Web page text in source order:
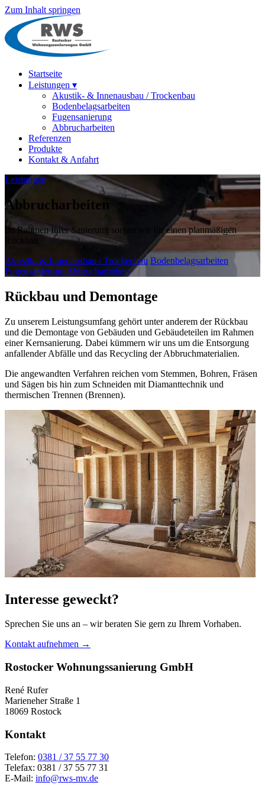
Zum Inhalt springen
Startseite
Leistungen ▾
Akustik- & Innenausbau / Trockenbau
Bodenbelagsarbeiten
Fugensanierung
Abbrucharbeiten
Referenzen
Produkte
Kontakt & Anfahrt
Leistungen
Abbrucharbeiten
Im Rahmen Ihrer Sanierung sorgen wir für einen planmäßigen
Akustik- & Innenausbau / Trockenbau Bodenbelagsarbeiten
Fugensanierung Abbrucharbeiten
Rückbau und Demontage
Zu unserem Leistungsumfang gehört unter anderem der Rückbau
und die Demontage von Gebäuden und Gebäudeteilen im Rahmen
einer Kernsanierung. Dabei kümmern wir uns um die Entsorgung
anfallender Abfälle und das Recycling der Abbruchmaterialien.
Die angewandten Verfahren reichen vom Stemmen, Bohren, Fräsen
und Sägen bis hin zum Schneiden mit Diamanttechnik und
thermischen Trennen (Brennen).
Interesse geweckt?
Sprechen Sie uns an – wir beraten Sie gern zu Ihrem Vorhaben.
Kontakt aufnehmen →
Rostocker Wohnungssanierung GmbH
René Rufer
Marieneher Straße 1
18069 Rostock
Kontakt
Telefon: 0381 / 37 55 77 30
Telefax: 0381 / 37 55 77 31
E-Mail: info@rws-mv.de